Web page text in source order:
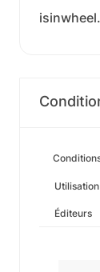
Éditeurs